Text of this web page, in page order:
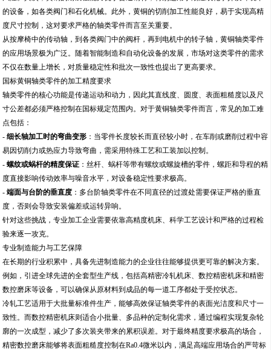
的设备，如各类阀门和石化机械。此外，黄铜的切削加工性能良好，易于实现高精
度尺寸控制，这对要求严格的轴类零件而言至关重要。
从按摩椅中的传动轴，到各类阀门中的阀杆，再到电机中的转子轴，黄铜轴类零件
的应用场景极为广泛。随着智能制造和自动化设备的发展，市场对这类零件的需求
不仅在数量上增长，对质量稳定性和批次一致性也提出了更高要求。
国标黄铜轴类零件的加工精度要求
轴类零件的核心功能是传递运动和动力，因此其直线度、圆度、表面粗糙度以及尺
寸公差都必须严格控制在国标规定范围内。对于黄铜轴类零件而言，常见的加工难
点包括：
-细长轴加工时的弯曲变形 ：当零件长度较长而直径较小时，在车削或磨削过程中容
易因切削力或热应力导致弯曲，需采用特殊工艺和工装加以控制。
-螺纹或蜗杆的精度保证 ：丝杆、蜗杆等带有螺纹或螺旋槽的零件，螺距和导程的精
度直接影响传动效率与噪音水平，对设备稳定性要求极高。
-端面与台阶的垂直度 ：多台阶轴类零件在不同直径的过渡处需要保证严格的垂直
度，否则会导致安装偏差或运转异响。
针对这些挑战，专业加工企业需要依靠高精度机床、科学工艺设计和严格的过程检
验来逐一攻克。
专业制造能力与工艺保障
在长期的行业积累中，具备先进制造能力的企业往往能够提供更可靠的解决方案。
例如，引进全球先进的全套型生产线，包括高精密冷轧机床、数控精密机床和精密
数控磨床等设备，可以确保从原材料到成品的每一道工序都处于受控状态。
冷轧工艺适用于大批量标准件生产，能够高效保证轴类零件的表面光洁度和尺寸一
致性。而数控精密机床则适合小批量、多品种的定制化需求，通过编程实现复杂轮
廓的一次成型，减少了多次装夹带来的累积误差。对于最终精度要求极高的场合，
精密数控磨床能够将表面粗糙度控制在Ra0.4微米以内，满足高端应用场合的严苛标